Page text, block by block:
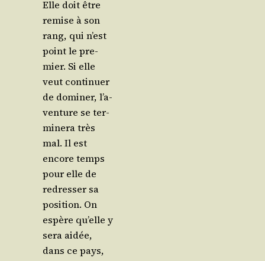
Elle doit être
remise à son
rang, qui n’est
point le pre­
mier. Si elle
veut conti­nuer
de domi­ner, l’a­
ven­ture se ter­
mi­ne­ra très
mal. Il est
encore temps
pour elle de
redres­ser sa
posi­tion. On
espère qu’elle y
sera aidée,
dans ce pays,